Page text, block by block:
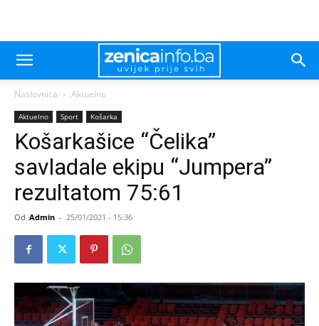
Naslovnica Aktuelno
Aktuelno Sport Košarka
Košarkašice “Čelika”
savladale ekipu “Jumpera”
rezultatom 75:61
Od Admin - 25/01/2021 - 15:36